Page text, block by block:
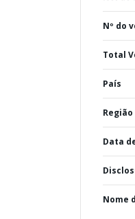
Nº do
Total
País
Região
Data
Nome